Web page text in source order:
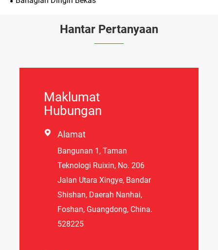
Hantar Pertanyaan
Maklumat
Hubungan
 Alamat
Bangunan 1, Taman
Teknologi Ruixin, No. 206
Jalan Utara Xingye, Bandar
Shishan, Daerah Nanhai,
Foshan, Guangdong, China.
528225